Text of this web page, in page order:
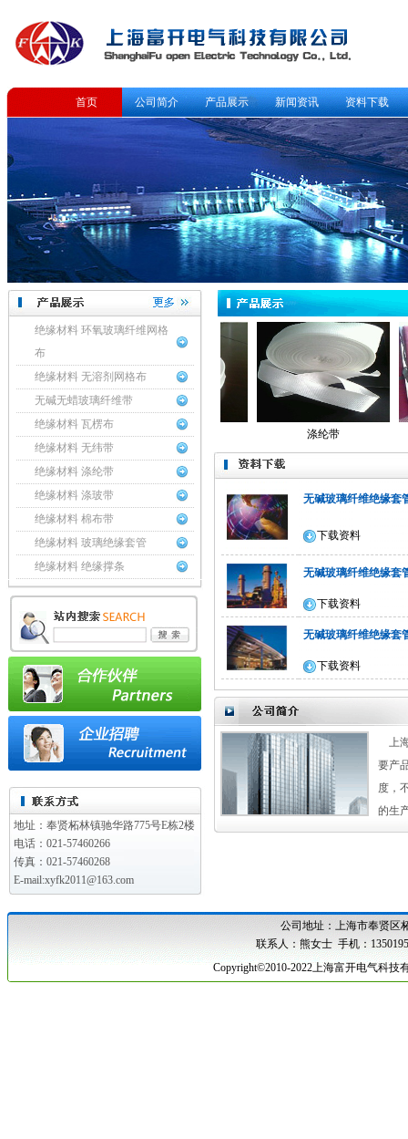
首页 公司简介 产品展示 新闻资讯 资料下载
绝缘材料 环氧玻璃纤维网格
布
绝缘材料 无溶剂网格布
无碱无蜡玻璃纤维带
绝缘材料 瓦楞布
绝缘材料 无纬带
绝缘材料 涤纶带
绝缘材料 涤玻带
绝缘材料 棉布带
绝缘材料 玻璃绝缘套管
绝缘材料 绝缘撑条
地址：奉贤柘林镇驰华路775号E栋2楼
电话：021-57460266
传真：021-57460268
E-mail:xyfk2011@163.com
无纬带 涤玻带 涤纶带
无碱玻璃纤维绝缘套
下载资料
无碱玻璃纤维绝缘套
下载资料
无碱玻璃纤维绝缘套
下载资料
上
要产
度，
的生
公司地址： 上海市奉贤区
联系人：熊女士 手机：
Copyright©2010-2022上海富开电气科技